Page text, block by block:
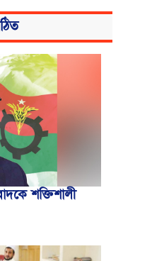
শক্তিশালী